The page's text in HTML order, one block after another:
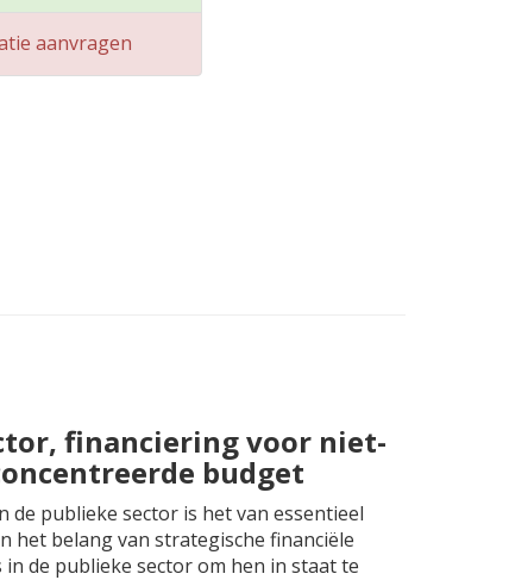
aanvragen
financiering voor niet-
budget
de publieke sector is het van essentieel
het belang van strategische financiële
de publieke sector om hen in staat te